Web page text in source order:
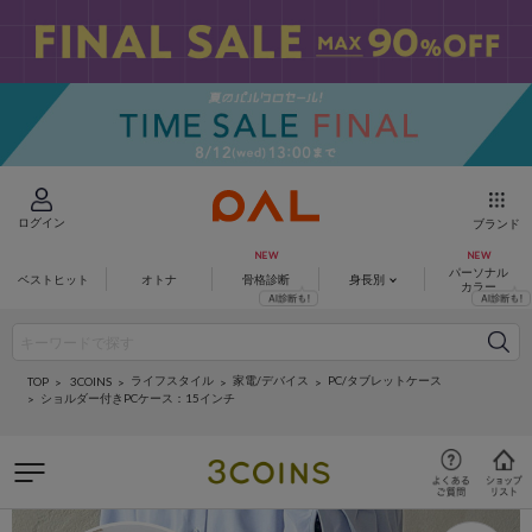
ログイン ブランド
ベストヒット オトナ 骨格診断 身長別
パーソナル
カラー
TOP 3COINS ライフスタイル 家電/デバイス
PC/タブレットケース
ショルダー付きPCケース：15インチ